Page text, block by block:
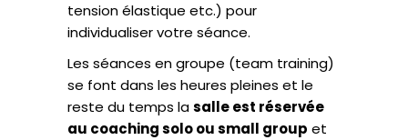
tension élastique etc.) pour
individualiser votre séance.
Les séances en groupe (team training)
se font dans les heures pleines et le
reste du temps lasalle est réservée
au coaching solo ou small group et